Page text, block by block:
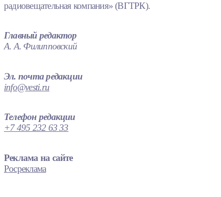
радиовещательная компания» (ВГТРК).
Главный редактор
А. А. Филипповский
Эл. почта редакции
info@vesti.ru
Телефон редакции
+7 495 232 63 33
Реклама на сайте
Росреклама